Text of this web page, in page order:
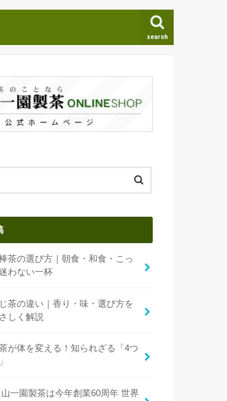
search
茶の選び方｜朝食・和食・こっ
わない一杯
茶の違い｜香り・味・選び方を
しく解説
が体を変える！知られざる「4つ
一園製茶は今年創業60周年 世界